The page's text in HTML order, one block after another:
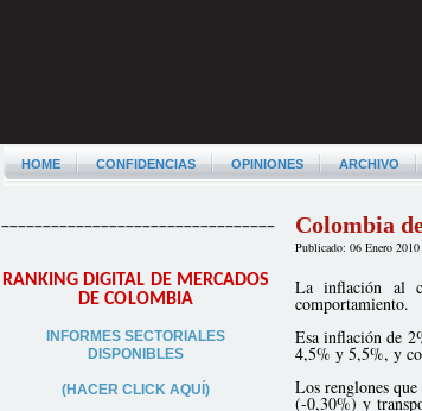
HOME CONFIDENCIAS OPINIONES ARCHIVO
–––––––––––––––––––––––––––––––––
RANKING DIGITAL DE MERCADOS
DE COLOMBIA
INFORMES SECTORIALES
DISPONIBLES
(HACER CLICK AQUÍ)
Colombia
Publicado: 06 Enero 2010
La inflación al
comportamiento.
Esa inflación de
4,5% y 5,5%, y
Los renglones
(-0,30%) y